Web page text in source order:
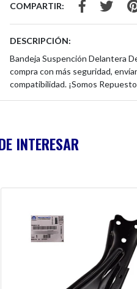
COMPARTIR:
DESCRIPCIÓN:
Bandeja Suspención Delantera
compra con más seguridad,
compatibilidad. ¡Somos
INTERESAR